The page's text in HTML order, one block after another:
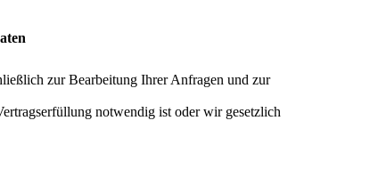
zur Bearbeitung Ihrer Anfragen und zur
notwendig ist oder wir gesetzlich